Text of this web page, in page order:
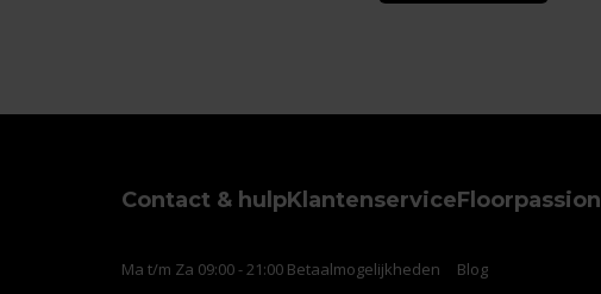
Contact & hulp
Ma t/m Za 09:00 - 21:00
Klantenservice
Betaalmogelijkheden
Floorpassion
Blog